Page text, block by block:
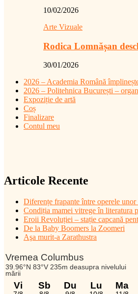
10/02/2026
Arte Vizuale
Rodica Lomnășan
30/01/2026
2026 – Academia Română
2026 – Politehnica București –
Expoziție de artă
Coș
Finalizare
Contul meu
Articole Recente
Diferențe frapante între operele
Condiția mamei vitrege în literatura
Eroii Revoluției – stație capcană
De la Baby Boomers la Zoomeri
Aşa murit-a Zarathustra